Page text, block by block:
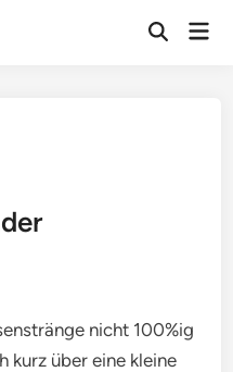
nicht 100%ig
kurz über eine kleine